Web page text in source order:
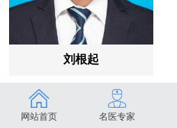
刘根起
网站首页 名医专家